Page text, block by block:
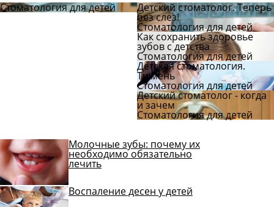
Стоматология для детей Детский стоматолог. Теперь
без слез!
Стоматология для детей
Как сохранить здоровье
зубов с детства
Стоматология для детей
Детская стоматология.
Тюмень
Стоматология для детей
Детский стоматолог - когда
и зачем
Стоматология для детей
Молочные зубы: почему их
необходимо обязательно
лечить
Воспаление десен у детей